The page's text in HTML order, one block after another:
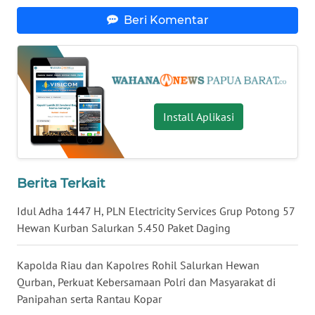
Beri Komentar
Install Aplikasi
Berita Terkait
Idul Adha 1447 H, PLN Electricity Services Grup Potong 57
Hewan Kurban Salurkan 5.450 Paket Daging
Kapolda Riau dan Kapolres Rohil Salurkan Hewan
Qurban, Perkuat Kebersamaan Polri dan Masyarakat di
Panipahan serta Rantau Kopar
NUSANTARA
WN
JOGJA
WN
JATIM
WN
WN
KALTENG